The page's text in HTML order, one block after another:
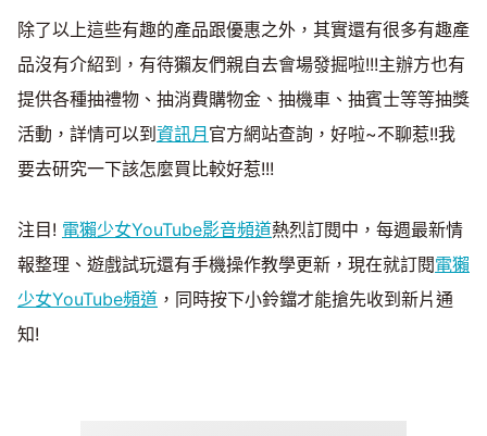
除了以上這些有趣的產品跟優惠之外，其實還有很多有趣產
品沒有介紹到，有待獺友們親自去會場發掘啦!!!主辦方也有
提供各種抽禮物、抽消費購物金、抽機車、抽賓士等等抽獎
活動，詳情可以到資訊月官方網站查詢，好啦~不聊惹!!我
要去研究一下該怎麼買比較好惹!!!
注目! 電獺少女YouTube影音頻道熱烈訂閱中，每週最新情
報整理、遊戲試玩還有手機操作教學更新，現在就訂閱電獺
少女YouTube頻道 ，同時按下小鈴鐺才能搶先收到新片通
知!